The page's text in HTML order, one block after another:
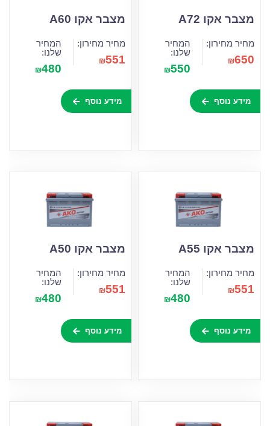
מצבר אקו A72
מחיר מחירון:
₪650
המחיר
שלנו:
₪550
מידע נוסף
מצבר אקו A60
מחיר מחירון:
₪551
המחיר
שלנו:
₪480
מידע נוסף
מצבר אקו A55
מחיר מחירון:
₪551
המחיר
שלנו:
₪480
מידע נוסף
מצבר אקו A50
מחיר מחירון:
₪551
המחיר
שלנו:
₪480
מידע נוסף